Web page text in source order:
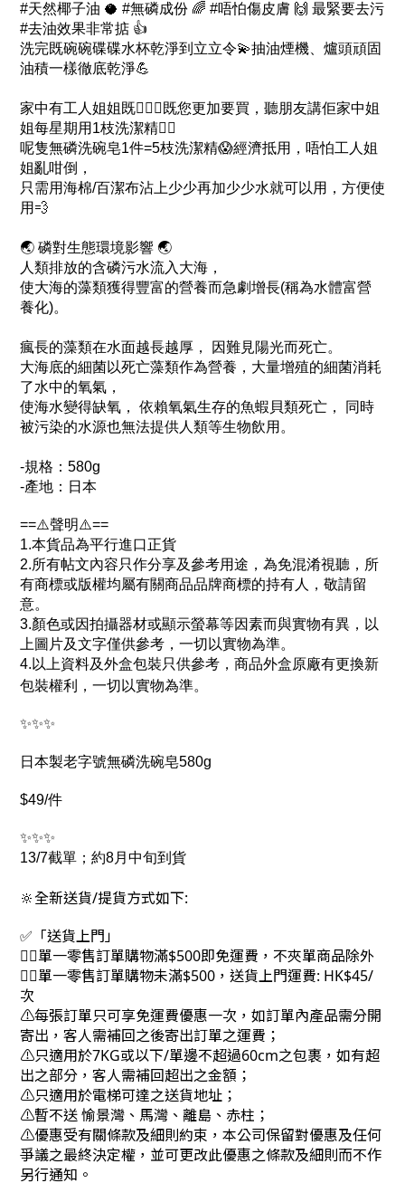
#天然椰子油 🥥 #無磷成份 🌈 #唔怕傷皮膚 🙌 最緊要去污
#去油效果非常掂 👍
洗完既碗碗碟碟水杯乾淨到立立令💫抽油煙機、爐頭頑固
油積一樣徹底乾淨💪
家中有工人姐姐既👱🏾‍♀️既您更加要買，聽朋友講佢家中姐
姐每星期用1枝洗潔精🤦‍♀
呢隻無磷洗碗皂1件=5枝洗潔精😱經濟抵用，唔怕工人姐
姐亂咁倒，
只需用海棉/百潔布沾上少少再加少少水就可以用，方便使
用💨
🌏 磷對生態環境影響 🌏
人類排放的含磷污水流入大海，
使大海的藻類獲得豐富的營養而急劇增長(稱為水體富營
養化)。
瘋長的藻類在水面越長越厚， 因難見陽光而死亡。
大海底的細菌以死亡藻類作為營養，大量增殖的細菌消耗
了水中的氧氣，
使海水變得缺氧， 依賴氧氣生存的魚蝦貝類死亡， 同時
被污染的水源也無法提供人類等生物飲用。
-規格：580g
-產地：日本
==⚠️聲明⚠️==
1.本貨品為平行進口正貨
2.所有帖文內容只作分享及參考用途，為免混淆視聽，所
有商標或版權均屬有關商品品牌商標的持有人，敬請留
意。
3.顏色或因拍攝器材或顯示螢幕等因素而與實物有異，以
上圖片及文字僅供參考，一切以實物為準。
4.以上資料及外盒包裝只供參考，商品外盒原廠有更換新
包裝權利，一切以實物為準。
✨✨✨
日本製老字號無磷洗碗皂580g
$49/件
✨✨✨
13/7截單；約8月中旬到貨
🔆全新送貨/提貨方式如下:
✅「送貨上門」
👉🏻單一零售訂單購物滿$500即免運費，不夾單商品除外
👉🏻單一零售訂單購物未滿$500，送貨上門運費: HK$45/
次
⚠每張訂單只可享免運費優惠一次，如訂單內產品需分開
寄出，客人需補回之後寄出訂單之運費；
⚠只適用於7KG或以下/單邊不超過60cm之包裹，如有超
出之部分，客人需補回超出之金額；
⚠只適用於電梯可達之送貨地址；
⚠暫不送 愉景灣、馬灣、離島、赤柱；
⚠優惠受有關條款及細則約束，本公司保留對優惠及任何
爭議之最終決定權，並可更改此優惠之條款及細則而不作
另行通知。